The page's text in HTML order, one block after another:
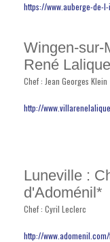
https://www.auberge-de-
Wingen-sur-
René
Chef : Jean Georges Klein
http://
Luneville :
d'Adoménil*
Chef : Cyril Leclerc
http://